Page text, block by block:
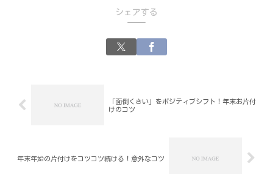
シェアする
「面倒くさい」をポジティブシフト！年末お片付
けのコツ
年末年始の片付けをコツコツ続ける！意外なコツ